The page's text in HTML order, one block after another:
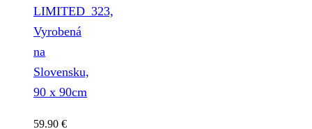
LIMITED_323,
Vyrobená
na
Slovensku,
90 x 90cm
59.90 €